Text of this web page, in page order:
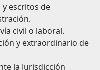
escritos de
civil o laboral.
y extraordinario de
la Jurisdicción